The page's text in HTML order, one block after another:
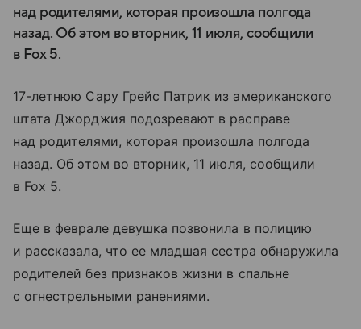
над родителями, которая произошла полгода
назад. Об этом во вторник, 11 июля, сообщили
в Fox 5.
17-летнюю Сару Грейс Патрик из американского
штата Джорджия подозревают в расправе
над родителями, которая произошла полгода
назад. Об этом во вторник, 11 июля, сообщили
в Fox 5.
Еще в феврале девушка позвонила в полицию
и рассказала, что ее младшая сестра обнаружила
родителей без признаков жизни в спальне
с огнестрельными ранениями.